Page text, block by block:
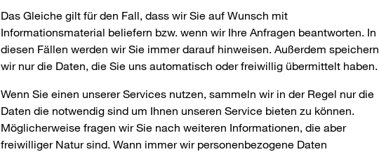
Das Gleiche gilt für den Fall, dass wir Sie auf Wunsch mit
Informationsmaterial beliefern bzw. wenn wir Ihre Anfragen beantworten. In
diesen Fällen werden wir Sie immer darauf hinweisen. Außerdem speichern
wir nur die Daten, die Sie uns automatisch oder freiwillig übermittelt haben.
Wenn Sie einen unserer Services nutzen, sammeln wir in der Regel nur die
Daten die notwendig sind um Ihnen unseren Service bieten zu können.
Möglicherweise fragen wir Sie nach weiteren Informationen, die aber
freiwilliger Natur sind. Wann immer wir personenbezogene Daten